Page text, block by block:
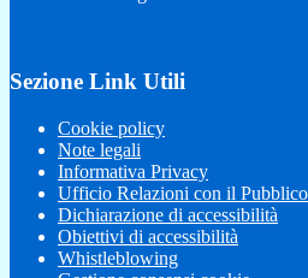
Sezione Link Utili
Cookie policy
Note legali
Informativa Privacy
Ufficio Relazioni con il Pubblico
Dichiarazione di accessibilità
Obiettivi di accessibilità
Whistleblowing